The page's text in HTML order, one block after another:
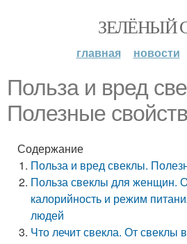
ЗЕЛЁНЫЙ
главная новости
Польза и вред
Полезные
Содержание
Польза и вред свеклы.
Польза свеклы для женщин.
калорийность и режим
людей
Что лечит свекла. От свеклы